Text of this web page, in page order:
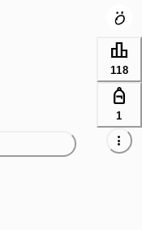
leaderboard
118
personal_bag
1
more_vert